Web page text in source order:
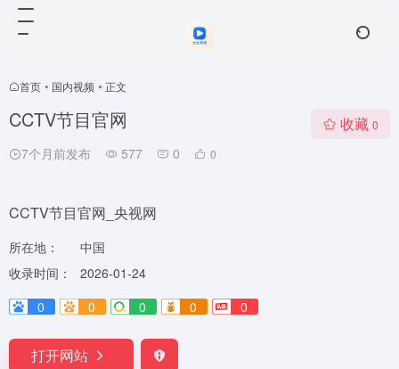
首页 • 国内视频 • 正文
CCTV节目官网
7个月前发布 577 0 0
收藏 0
CCTV节目官网_央视网
所在地：
中国
收录时间：
2026-01-24
0
0 0 0 0
打开网站